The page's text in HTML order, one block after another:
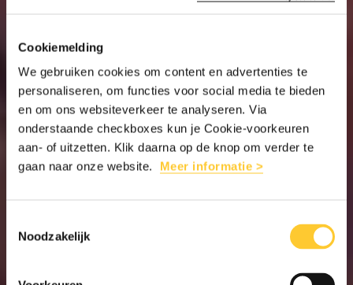
Cookiemelding
We gebruiken cookies om content en advertenties te
personaliseren, om functies voor social media te bieden
en om ons websiteverkeer te analyseren. Via
onderstaande checkboxes kun je Cookie-voorkeuren
aan- of uitzetten. Klik daarna op de knop om verder te
gaan naar onze website. Meer informatie >
Noodzakelijk